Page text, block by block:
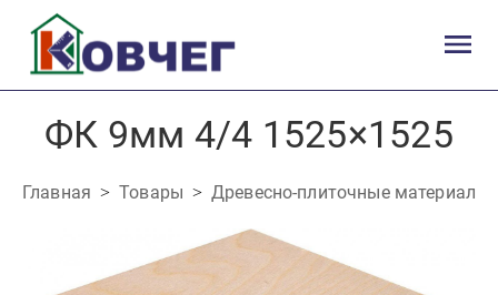
ФК 9мм 4/4 1525×1525
Главная Товары Древесно-плиточные материалы